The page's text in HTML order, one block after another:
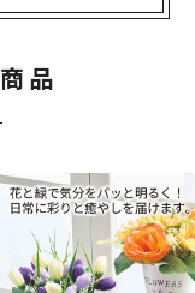
品